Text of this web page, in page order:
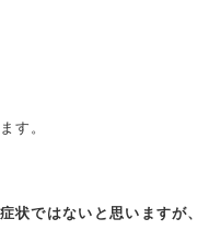
す。
状ではないと思いますが、